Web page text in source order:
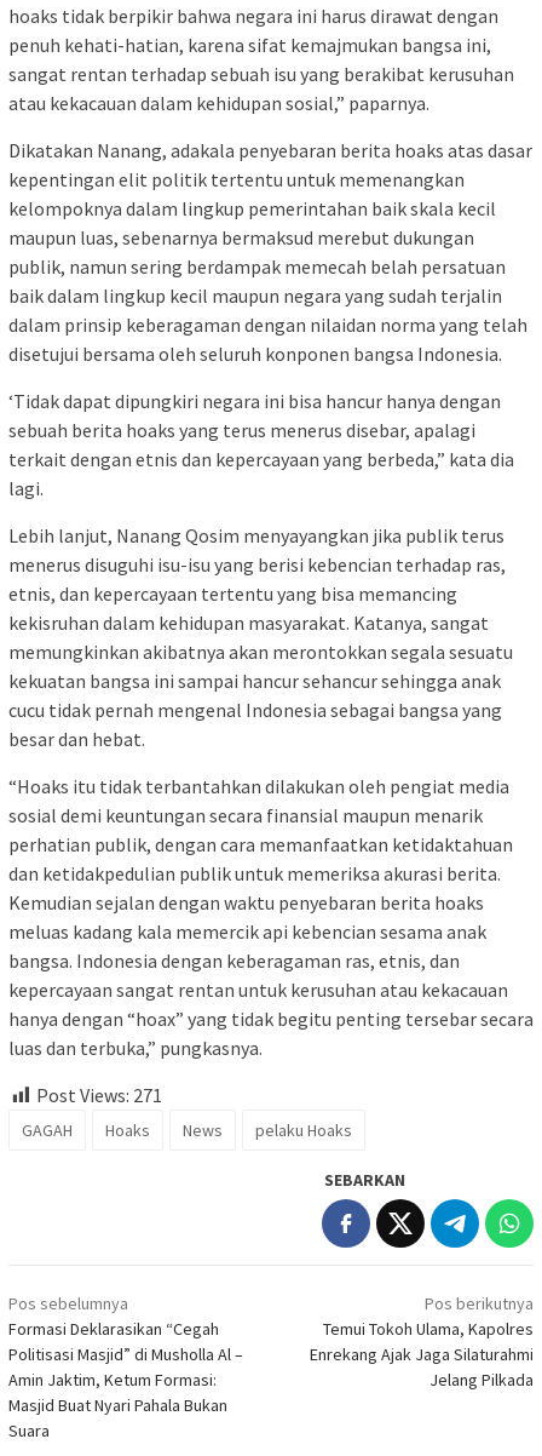
hoaks tidak berpikir bahwa negara ini harus dirawat dengan
penuh kehati-hatian, karena sifat kemajmukan bangsa ini,
sangat rentan terhadap sebuah isu yang berakibat kerusuhan
atau kekacauan dalam kehidupan sosial,” paparnya.
Dikatakan Nanang, adakala penyebaran berita hoaks atas dasar
kepentingan elit politik tertentu untuk memenangkan
kelompoknya dalam lingkup pemerintahan baik skala kecil
maupun luas, sebenarnya bermaksud merebut dukungan
publik, namun sering berdampak memecah belah persatuan
baik dalam lingkup kecil maupun negara yang sudah terjalin
dalam prinsip keberagaman dengan nilaidan norma yang telah
disetujui bersama oleh seluruh konponen bangsa Indonesia.
‘Tidak dapat dipungkiri negara ini bisa hancur hanya dengan
sebuah berita hoaks yang terus menerus disebar, apalagi
terkait dengan etnis dan kepercayaan yang berbeda,” kata dia
lagi.
Lebih lanjut, Nanang Qosim menyayangkan jika publik terus
menerus disuguhi isu-isu yang berisi kebencian terhadap ras,
etnis, dan kepercayaan tertentu yang bisa memancing
kekisruhan dalam kehidupan masyarakat. Katanya, sangat
memungkinkan akibatnya akan merontokkan segala sesuatu
kekuatan bangsa ini sampai hancur sehancur sehingga anak
cucu tidak pernah mengenal Indonesia sebagai bangsa yang
besar dan hebat.
“Hoaks itu tidak terbantahkan dilakukan oleh pengiat media
sosial demi keuntungan secara finansial maupun menarik
perhatian publik, dengan cara memanfaatkan ketidaktahuan
dan ketidakpedulian publik untuk memeriksa akurasi berita.
Kemudian sejalan dengan waktu penyebaran berita hoaks
meluas kadang kala memercik api kebencian sesama anak
bangsa. Indonesia dengan keberagaman ras, etnis, dan
kepercayaan sangat rentan untuk kerusuhan atau kekacauan
hanya dengan “hoax” yang tidak begitu penting tersebar secara
luas dan terbuka,” pungkasnya.
Post Views: 271
GAGAH Hoaks News pelaku Hoaks
SEBARKAN
Navigasi
pos
Pos sebelumnya
Formasi Deklarasikan “Cegah
Politisasi Masjid” di Musholla Al –
Amin Jaktim, Ketum Formasi:
Masjid Buat Nyari Pahala Bukan
Suara
Pos berikutnya
Temui Tokoh Ulama, Kapolres
Enrekang Ajak Jaga Silaturahmi
Jelang Pilkada